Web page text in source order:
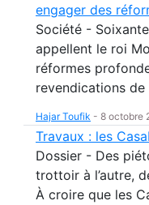
engager des
Société -
appellent le roi
réformes
revendications de
Hajar Toufik - 8 octobre
Travaux : les
Dossier - Des
trottoir à l’autre,
À croire que les